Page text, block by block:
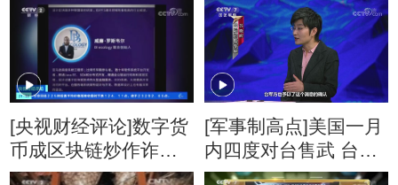
[央视财经评论]数字货
币成区块链炒作诈
骗“重灾区”
[军事制高点]美国一月
内四度对台售武 台媒
炒作美国海军陆战队